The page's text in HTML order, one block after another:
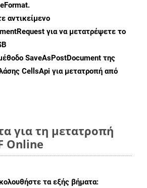
.
αντικείμενο
για να μετατρέψετε το
SaveAsPostDocument της
CellsApi για μετατροπή από
για τη μετατροπή
Online
τα εξής βήματα: